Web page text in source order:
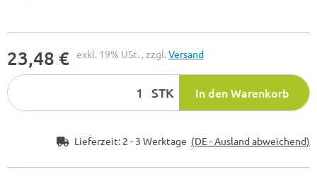
23,48 € exkl. 19% USt. , zzgl.Versand
STK In den Warenkorb
Lieferzeit: 2 - 3 Werktage (DE - Ausland abweichend)